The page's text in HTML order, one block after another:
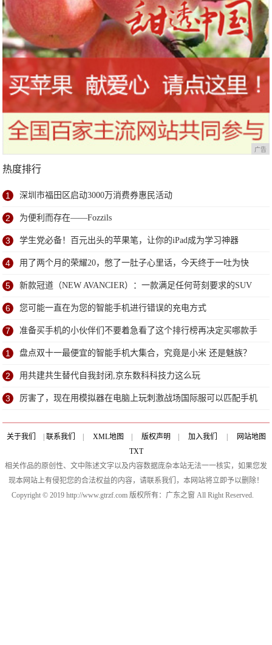
广告
热度排行
1 深圳市福田区启动3000万消费券惠民活动
2 为便利而存在——Fozzils
3 学生党必备！百元出头的苹果笔，让你的iPad成为学习神器
4 用了两个月的荣耀20，憋了一肚子心里话，今天终于一吐为快
5 新款冠道（NEW AVANCIER）：一款满足任何苛刻要求的SUV
6 您可能一直在为您的智能手机进行错误的充电方式
7 准备买手机的小伙伴们不要着急看了这个排行榜再决定买哪款手
机吧
1 盘点双十一最便宜的智能手机大集合，究竟是小米 还是魅族？
2 用共建共生替代自我封闭,京东数科科技力这么玩
3 厉害了，现在用模拟器在电脑上玩刺激战场国际服可以匹配手机
了？
关于我们 联系我们 XML地图 版权声明 加入我们
网站地图
TXT
相关作品的原创性、文中陈述文字以及内容数据庞杂本站无法一一核实，如果您发
现本网站上有侵犯您的合法权益的内容，请联系我们，本网站将立即予以删除！
Copyright © 2019 http://www.gtrzf.com 版权所有：广东之窗 All Right Reserved.